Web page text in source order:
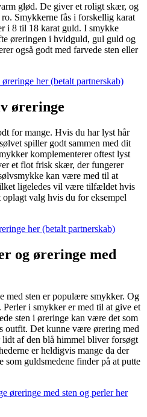
glød. De giver et roligt skær, og
Smykkerne fås i forskellig karat
i 8 til 18 karat guld. I smykke
øreringen i hvidguld, gul guld og
også godt med farvede sten eller
her (betalt partnerskab)
øreringe
for mange. Hvis du har lyst hår
spiller godt sammen med dit
komplementerer oftest lyst
et flot frisk skær, der fungerer
kan være med til at
ligeledes vil være tilfældet hvis
valg hvis du for eksempel
her (betalt partnerskab)
og øreringe med
med sten er populære smykker. Og
Perler i smykker er med til at give et
sten i øreringe kan være det som
outfit. Det kunne være ørering med
lidt af den blå himmel bliver forsøgt
er heldigvis mange da der
som guldsmedene finder på at putte
øreringe med sten og perler her